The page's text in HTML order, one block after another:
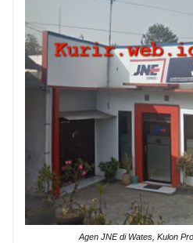
Agen JNE di Wates, Kulon